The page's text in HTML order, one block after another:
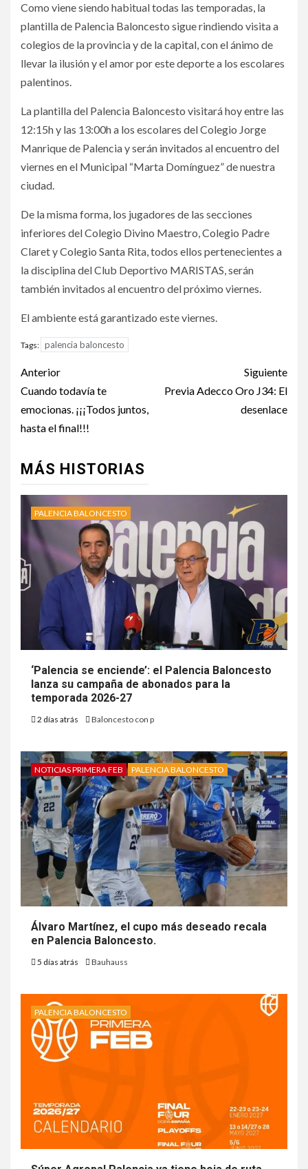
Como viene siendo habitual todas las temporadas, la
plantilla de Palencia Baloncesto sigue rindiendo visita a
colegios de la provincia y de la capital, con el ánimo de
llevar la ilusión y el amor por este deporte a los escolares
palentinos.
La plantilla del Palencia Baloncesto visitará hoy entre las
12:15h y las 13:00h a los escolares del Colegio Jorge
Manrique de Palencia y serán invitados al encuentro del
viernes en el Municipal “Marta Domínguez” de nuestra
ciudad.
De la misma forma, los jugadores de las secciones
inferiores del Colegio Divino Maestro, Colegio Padre
Claret y Colegio Santa Rita, todos ellos pertenecientes a
la disciplina del Club Deportivo MARISTAS, serán
también invitados al encuentro del próximo viernes.
El ambiente está garantizado este viernes.
Tags: palencia baloncesto
Anterior
Cuando todavía te
emocionas. ¡¡¡Todos juntos,
hasta el final!!!
Siguiente
Previa Adecco Oro J34: El
desenlace
MÁS HISTORIAS
PALENCIA BALONCESTO
‘Palencia se enciende’: el Palencia Baloncesto
lanza su campaña de abonados para la
temporada 2026-27
2 días atrás Baloncesto con p
NOTICIAS PRIMERA FEB PALENCIA BALONCESTO
Álvaro Martínez, el cupo más deseado recala
en Palencia Baloncesto.
5 días atrás Bauhauss
PALENCIA BALONCESTO